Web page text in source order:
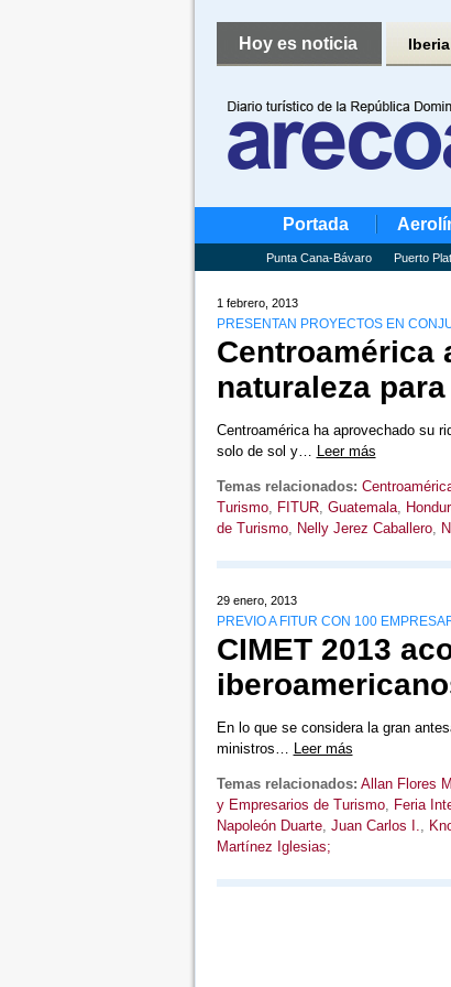
Hoy es noticia Iberia
Portada
Punta Cana-Bávaro Puerto
1 febrero, 2013
PRESENTAN PROYECTOS EN
Centroamérica
naturaleza
Centroamérica ha aprovechado su
solo de sol y… Leer más
Temas relacionados:
Turismo, FITUR, Guatemala,
de Turismo, Nelly Jerez Caballero,
29 enero, 2013
PREVIO A FITUR CON 100
CIMET 2013
En lo que se considera la gran
ministros… Leer más
Temas relacionados: Allan Flores
y Empresarios de Turismo, Feria
Napoleón Duarte, Juan Carlos I.,
Martínez Iglesias;